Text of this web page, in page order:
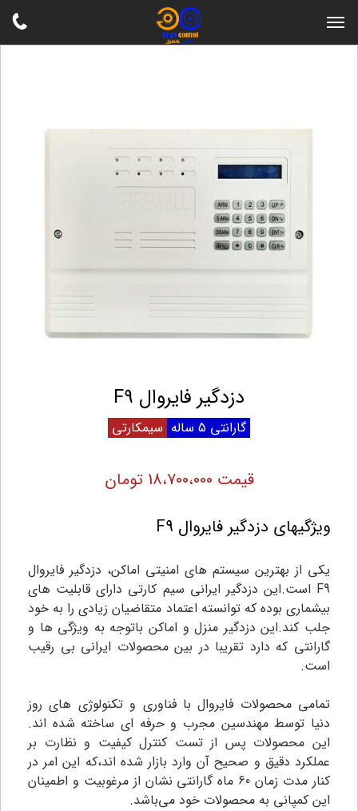
دزدگیر فایروال F9
گارانتی 5 ساله سیمکارتی
قیمت 18،700،000 تومان
ویژگیهای دزدگیر فایروال F9
یکی از بهترین سیستم های امنیتی اماکن، دزدگیر فایروال
F9 است.این دزدگیر ایرانی سیم کارتی دارای قابلیت های
بیشماری بوده که توانسته اعتماد متقاضیان زیادی را به خود
جلب کند.این دزدگیر منزل و اماکن باتوجه به ویژگی ها و
گارانتی که دارد تقریبا در بین محصولات ایرانی بی رقیب
است.
تمامی محصولات فایروال با فناوری و تکنولوژی های روز
دنیا توسط مهندسین مجرب و حرفه ای ساخته شده اند.
این محصولات پس از تست کنترل کیفیت و نظارت بر
عملکرد دقیق و صحیح آن وارد بازار شده اند،که این امر در
کنار مدت زمان 60 ماه گارانتی نشان از مرغوبیت و اطمینان
این کمپانی به محصولات خود می‌باشد.